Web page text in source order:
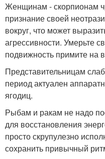
Женщинам - скорпионам
признание своей
вокруг, что может
агрессивности. Умерьте
подвижность примите на
Представительницам
период актуален
ягодиц.
Рыбам и ракам не надо
для восстановления
просто скрупулезно
сохранить привычный